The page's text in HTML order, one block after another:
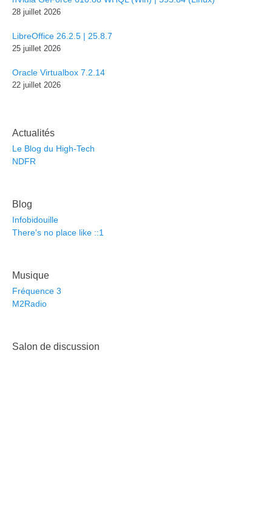
28 juillet 2026
LibreOffice 26.2.5 | 25.8.7
25 juillet 2026
Oracle Virtualbox 7.2.14
22 juillet 2026
Actualités
Le Blog du High-Tech
NDFR
Blog
Infobidouille
There's no place like ::1
Musique
Fréquence 3
M2Radio
Salon de discussion